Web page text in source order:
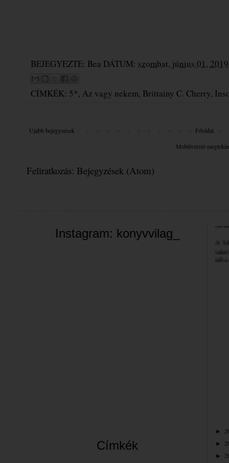
BEJEGYEZTE: Bea DÁTUM: szombat, június 01, 2019
CÍMKÉK: 5*, Az vagy nekem, Brittainy C. Cherry,
Újabb bejegyzések
Főoldal
Mobilverzió
Feliratkozás: Bejegyzések (Atom)
Instagram: konyvvilag_
Címkék
►
►
►